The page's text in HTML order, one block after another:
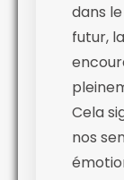
dans
futur,
Cela
nos